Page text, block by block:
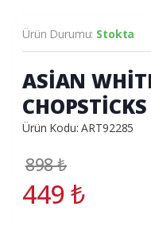
Ürün Durumu: Stokta
ASİAN
CHOPSTİCKS
Ürün Kodu: ART92285
898₺
449₺